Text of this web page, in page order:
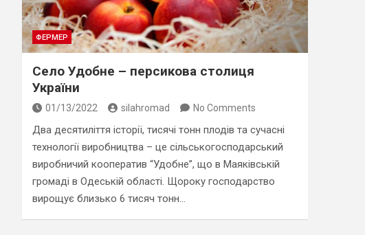
ФЕРМЕР
Село Удобне – персикова столиця
України
01/13/2022 silahromad No Comments
Два десятиліття історії, тисячі тонн плодів та сучасні
технології виробництва – це сільськогосподарський
виробничий кооператив “Удобне”, що в Маяківській
громаді в Одеській області. Щороку господарство
вирощує близько 6 тисяч тонн…